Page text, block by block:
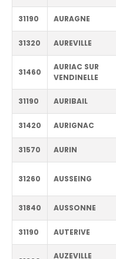
31190 AURAGNE
31320 AUREVILLE
31460
AURIAC SUR
VENDINELLE
31190 AURIBAIL
31420 AURIGNAC
31570 AURIN
31260 AUSSEING
31840 AUSSONNE
31190 AUTERIVE
AUZEVILLE